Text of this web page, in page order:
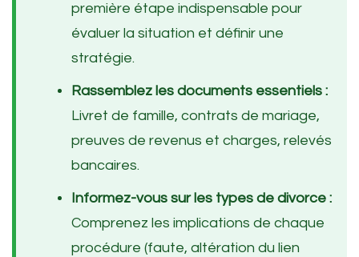
première étape indispensable pour
évaluer la situation et définir une
stratégie.
Rassemblez les documents essentiels :
Livret de famille, contrats de mariage,
preuves de revenus et charges, relevés
bancaires.
Informez-vous sur les types de divorce :
Comprenez les implications de chaque
procédure (faute, altération du lien